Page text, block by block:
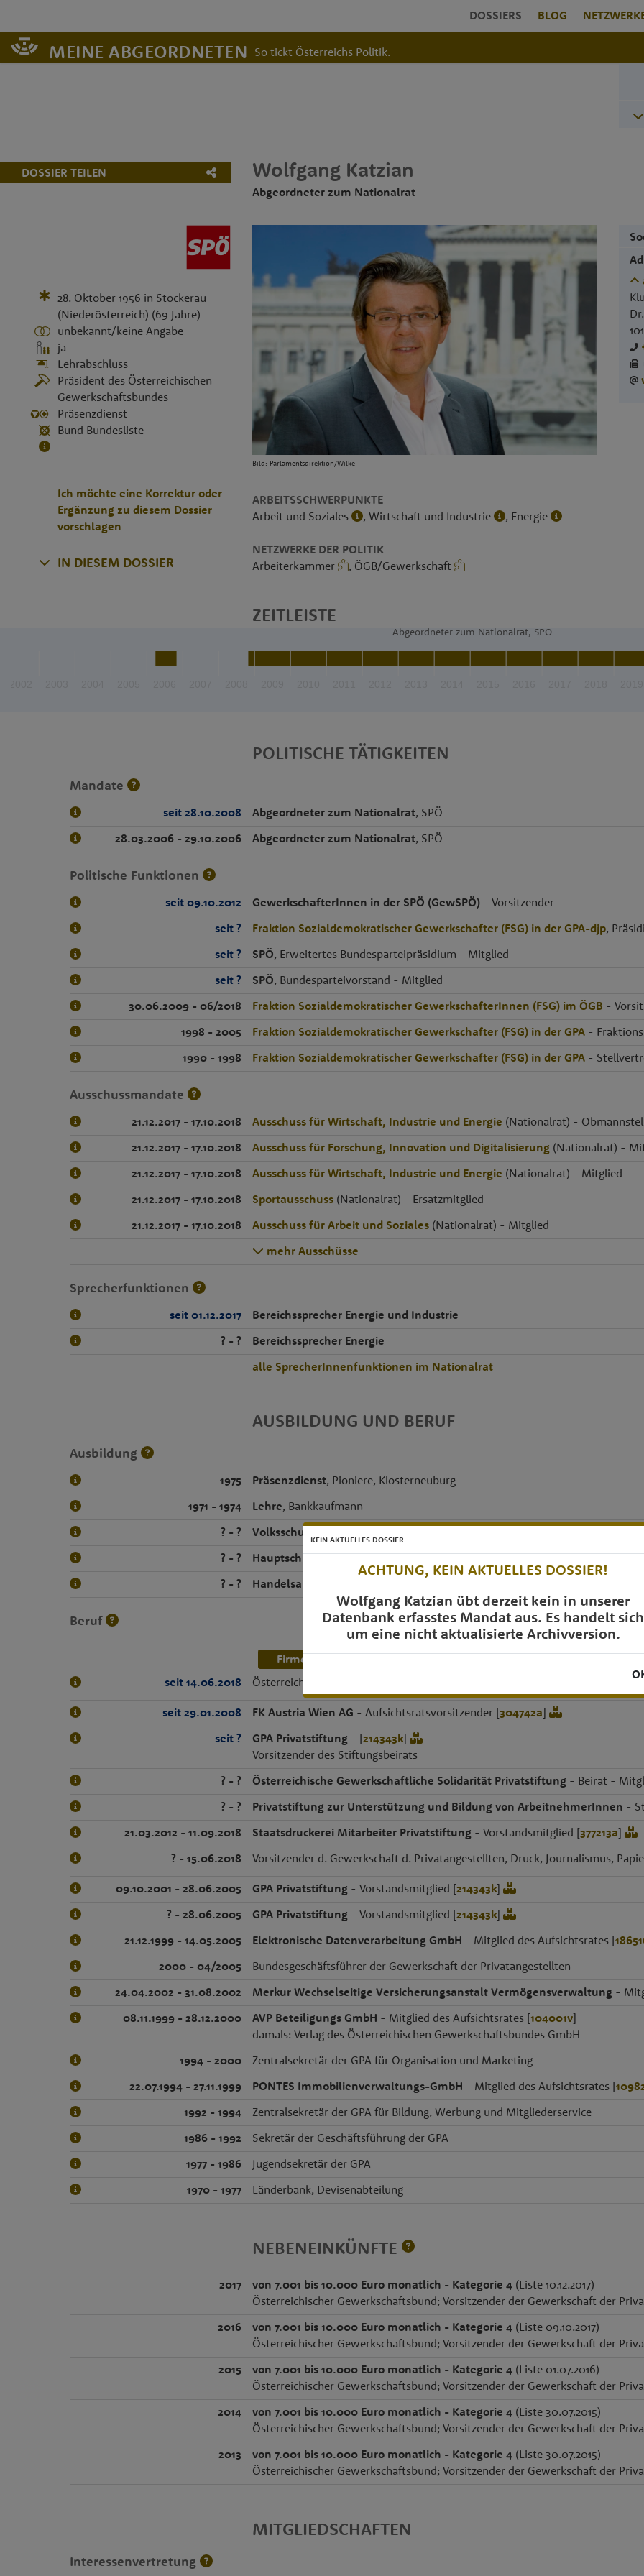
DOSSIERS BLOG
MEINE ABGEORDNETEN So tickt Österreichs Politik.
DOSSIER TEILEN Wolfgang Katzian
Abgeordneter zum Nationalrat
28. Oktober 1956 in Stockerau
(Niederösterreich) (69 Jahre)
unbekannt/keine Angabe
ja
Lehrabschluss
Präsident des Österreichischen
Gewerkschaftsbundes
Präsenzdienst
Bund Bundesliste
Ich möchte eine Korrektur oder
Ergänzung zu diesem Dossier
vorschlagen
IN DIESEM DOSSIER
Bild: Parlamentsdirektion/Wilke
ARBEITSSCHWERPUNKTE
Arbeit und Soziales
, Wirtschaft und Industrie , Energie
NETZWERKE DER POLITIK
Arbeiterkammer
, ÖGB/Gewerkschaft
ZEITLEISTE
Abgeordneter zum Nationalrat, SPÖ
POLITISCHE TÄTIGKEITEN
Mandate
seit 28.10.2008 Abgeordneter zum Nationalrat, SPÖ
28.03.2006 - 29.10.2006
Abgeordneter zum Nationalrat, SPÖ
Politische Funktionen
seit 09.10.2012 GewerkschafterInnen in der SPÖ (GewSPÖ) - Vorsitzender
seit ?
Fraktion Sozialdemokratischer Gewerkschafter (FSG) in der GPA-djp,
seit ?
SPÖ, Erweitertes Bundesparteipräsidium - Mitglied
seit ?
SPÖ, Bundesparteivorstand - Mitglied
30.06.2009 - 06/2018
Fraktion Sozialdemokratischer GewerkschafterInnen (FSG) im ÖGB -
1998 - 2005
Fraktion Sozialdemokratischer Gewerkschafter (FSG) in der GPA -
1990 - 1998
Fraktion Sozialdemokratischer Gewerkschafter (FSG) in der GPA -
Ausschussmandate
21.12.2017 - 17.10.2018 Ausschuss für Wirtschaft, Industrie und Energie (Nationalrat) -
21.12.2017 - 17.10.2018
Ausschuss für Forschung, Innovation und Digitalisierung (Nationalrat) -
21.12.2017 - 17.10.2018
Ausschuss für Wirtschaft, Industrie und Energie (Nationalrat) - Mitglied
21.12.2017 - 17.10.2018
Sportausschuss (Nationalrat) - Ersatzmitglied
21.12.2017 - 17.10.2018
Ausschuss für Arbeit und Soziales (Nationalrat) - Mitglied
mehr Ausschüsse
Sprecherfunktionen
seit 01.12.2017
Bereichssprecher Energie und Industrie
? - ?
Bereichssprecher Energie
alle SprecherInnenfunktionen im Nationalrat
AUSBILDUNG UND BERUF
Ausbildung
1975 Präsenzdienst, Pioniere, Klosterneuburg
1971 - 1974
Lehre, Bankkaufmann
? - ?
Volksschule
? - ?
Hauptschule
? - ?
Handelsakademie
Beruf
Firmennetzwerk
seit 14.06.2018
Österreichischer Gewerkschaftsbund; Präsident
seit 29.01.2008 FK Austria Wien AG - Aufsichtsratsvorsitzender [304742a]
seit ?
GPA Privatstiftung - [214343k]
Vorsitzender des Stiftungsbeirats
? - ?
Österreichische Gewerkschaftliche Solidarität Privatstiftung - Beirat -
? - ?
Privatstiftung zur Unterstützung und Bildung von ArbeitnehmerInnen -
21.03.2012 - 11.09.2018
Staatsdruckerei Mitarbeiter Privatstiftung - Vorstandsmitglied [377213a]
? - 15.06.2018
Vorsitzender d. Gewerkschaft d. Privatangestellten, Druck, Journalismus,
09.10.2001 - 28.06.2005 GPA Privatstiftung - Vorstandsmitglied [214343k]
? - 28.06.2005
GPA Privatstiftung - Vorstandsmitglied [214343k]
21.12.1999 - 14.05.2005
Elektronische Datenverarbeitung GmbH - Mitglied des Aufsichtsrates [
2000 - 04/2005
Bundesgeschäftsführer der Gewerkschaft der Privatangestellten
24.04.2002 - 31.08.2002
Merkur Wechselseitige Versicherungsanstalt Vermögensverwaltung -
08.11.1999 - 28.12.2000
AVP Beteiligungs GmbH - Mitglied des Aufsichtsrates [104001v]
damals: Verlag des Österreichischen Gewerkschaftsbundes GmbH
1994 - 2000
Zentralsekretär der GPA für Organisation und Marketing
22.07.1994 - 27.11.1999
PONTES Immobilienverwaltungs-GmbH - Mitglied des Aufsichtsrates [
1992 - 1994
Zentralsekretär der GPA für Bildung, Werbung und Mitgliederservice
1986 - 1992
Sekretär der Geschäftsführung der GPA
1977 - 1986
Jugendsekretär der GPA
1970 - 1977
Länderbank, Devisenabteilung
NEBENEINKÜNFTE
2017 von 7.001 bis 10.000 Euro monatlich - Kategorie 4 (Liste 10.12.2017)
Österreichischer Gewerkschaftsbund; Vorsitzender der Gewerkschaft der
2016
von 7.001 bis 10.000 Euro monatlich - Kategorie 4 (Liste 09.10.2017)
Österreichischer Gewerkschaftsbund; Vorsitzender der Gewerkschaft der
2015
von 7.001 bis 10.000 Euro monatlich - Kategorie 4 (Liste 01.07.2016)
Österreichischer Gewerkschaftsbund; Vorsitzender der Gewerkschaft der
2014
von 7.001 bis 10.000 Euro monatlich - Kategorie 4 (Liste 30.07.2015)
Österreichischer Gewerkschaftsbund; Vorsitzender der Gewerkschaft der
2013
von 7.001 bis 10.000 Euro monatlich - Kategorie 4 (Liste 30.07.2015)
Österreichischer Gewerkschaftsbund; Vorsitzender der Gewerkschaft der
MITGLIEDSCHAFTEN
Interessenvertretung
KEIN AKTUELLES DOSSIER
ACHTUNG, KEIN AKTUELLES DOSSIER!
Wolfgang Katzian übt derzeit kein in unserer
Datenbank erfasstes Mandat aus. Es handelt sich
um eine nicht aktualisierte Archivversion.